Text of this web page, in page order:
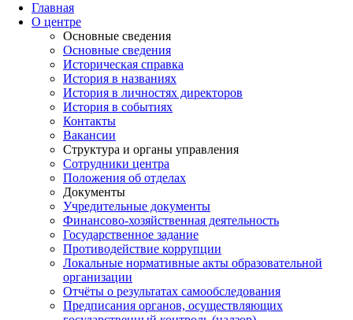
Главная
О центре
Основные сведения
Основные сведения
Историческая справка
История в названиях
История в личностях директоров
История в событиях
Контакты
Вакансии
Структура и органы управления
Сотрудники центра
Положения об отделах
Документы
Учредительные документы
Финансово-хозяйственная деятельность
Государственное задание
Противодействие коррупции
Локальные нормативные акты образовательной
организации
Отчёты о результатах самообследования
Предписания органов, осуществляющих